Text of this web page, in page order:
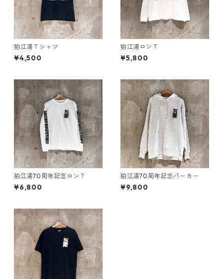
狛江湯Ｔシャツ
¥4,500
狛江湯ロンＴ
¥5,800
狛江湯70周年記念ロンＴ
¥6,800
狛江湯70周年記念パーカー
¥9,800